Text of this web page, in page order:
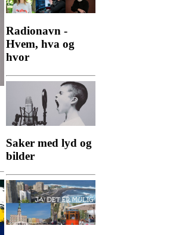
Radionavn -
Hvem, hva og
hvor
Saker med lyd og
bilder